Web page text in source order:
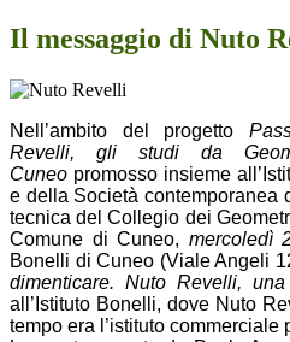
Il messaggio di Nuto
Nell’ambito del progetto
Revelli, gli studi da
Cuneo promosso insieme
e della Società contemporanea
tecnica del Collegio dei
Comune di Cuneo, mercoledì
Bonelli di Cuneo (Viale Angeli
dimenticare. Nuto Revelli,
all’Istituto Bonelli, dove Nuto
tempo era l’istituto commerciale